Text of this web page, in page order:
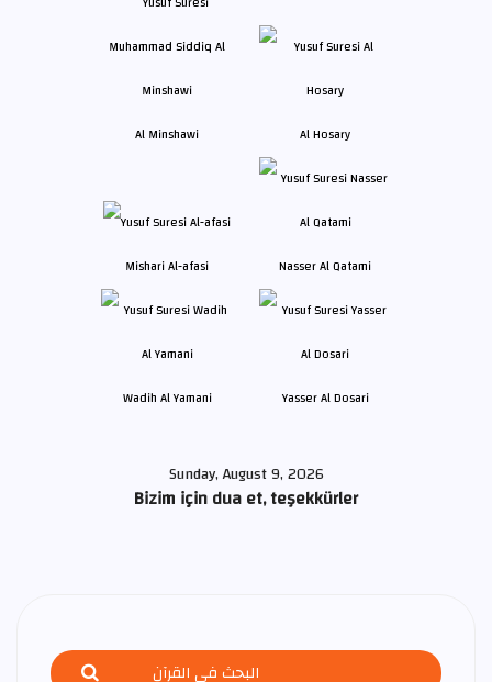
Al Minshawi Al Hosary
Mishari Al-afasi Nasser Al Qatami
Wadih Al Yamani Yasser Al Dosari
Sunday, August 9, 2026
Bizim için dua et, teşekkürler